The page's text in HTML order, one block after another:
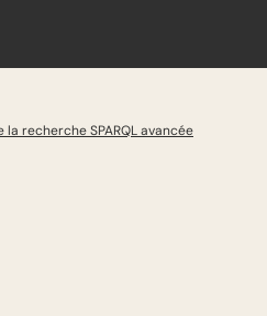
recherche SPARQL avancée